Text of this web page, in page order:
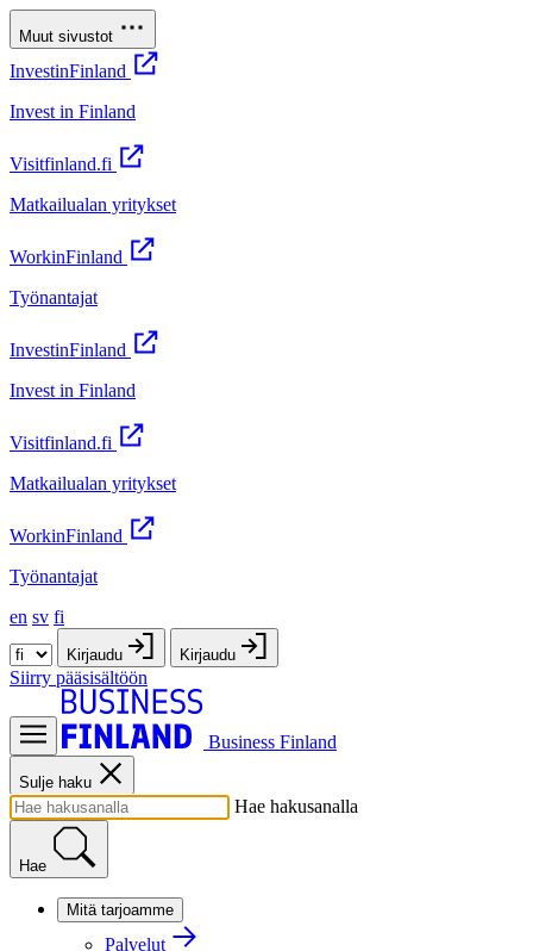
Muut sivustot
InvestinFinland
Invest in Finland
Visitfinland.fi
Matkailualan yritykset
WorkinFinland
Työnantajat
InvestinFinland
Invest in Finland
Visitfinland.fi
Matkailualan yritykset
WorkinFinland
Työnantajat
en sv fi
Kirjaudu Kirjaudu
Siirry pääsisältöön
Business Finland
Sulje haku
Hae hakusanalla
Hae
Mitä tarjoamme
Palvelut